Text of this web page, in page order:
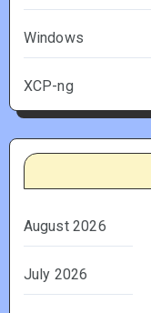
Windows
XCP-ng
August 2026
July 2026